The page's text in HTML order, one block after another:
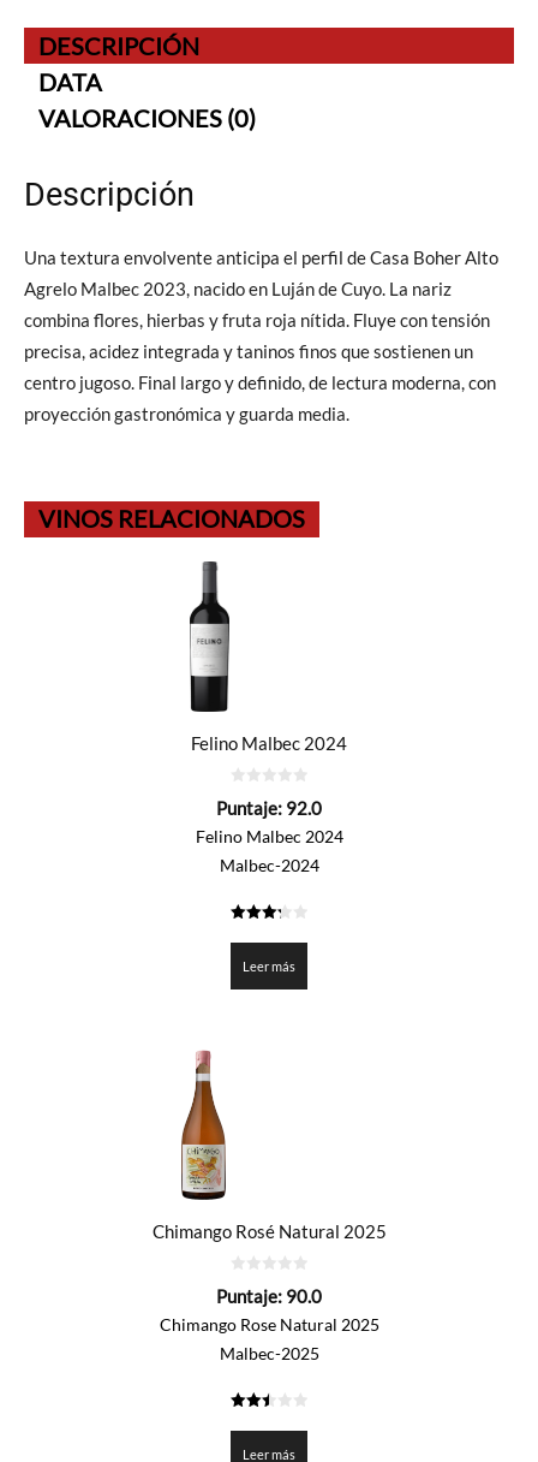
DESCRIPCIÓN
DATA
VALORACIONES (0)
Descripción
Una textura envolvente anticipa el perfil de Casa Boher Alto
Agrelo Malbec 2023, nacido en Luján de Cuyo. La nariz
combina flores, hierbas y fruta roja nítida. Fluye con tensión
precisa, acidez integrada y taninos finos que sostienen un
centro jugoso. Final largo y definido, de lectura moderna, con
proyección gastronómica y guarda media.
VINOS RELACIONADOS
Felino Malbec 2024
de
Puntaje: 92.0
Felino Malbec 2024
Malbec-2024
de 5
Leer más
Chimango Rosé Natural 2025
de
Puntaje: 90.0
Chimango Rose Natural 2025
Malbec-2025
de 5
Leer más